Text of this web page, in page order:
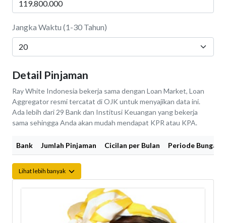
Jangka Waktu (1-30 Tahun)
Detail Pinjaman
Ray White Indonesia bekerja sama dengan Loan Market, Loan
Aggregator resmi tercatat di OJK untuk menyajikan data ini.
Ada lebih dari 29 Bank dan Institusi Keuangan yang bekerja
sama sehingga Anda akan mudah mendapat KPR atau KPA.
Bank Jumlah Pinjaman Cicilan per Bulan Periode Bunga
Lihat lebih banyak